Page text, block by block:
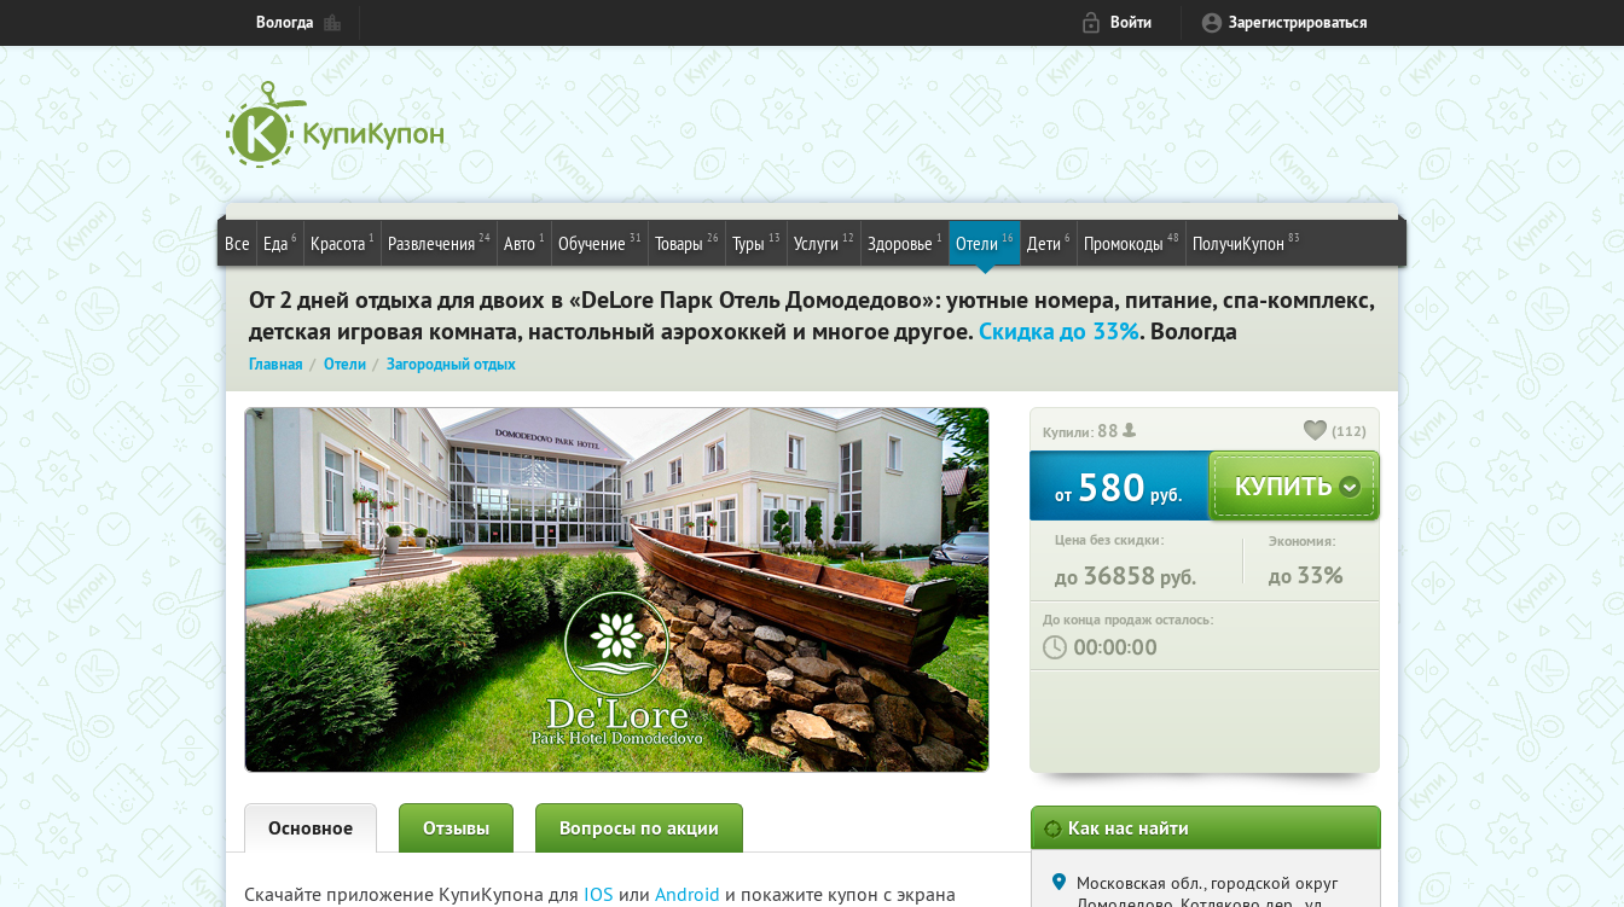
Вологда Войти Зарегистрироваться
Все Еда 6 Красота 1 Развлечения 24 Авто 1 Обучение 31 Товары 26 Туры 13 Услуги 12 Здоровье 1 Отели 16 Дети 6 Промокоды 48 ПолучиКупон 83
От 2 дней отдыха для двоих в «DeLore Парк Отель Домодедово»: уютные номера, питание, спа-комплекс,
детская игровая комната, настольный аэрохоккей и многое другое.Скидка до 33%. Вологда
Главная Отели Загородный отдых
Купили: 88 (112)
от580руб.
Цена без скидки:
до 36858 руб.
Экономия:
до 33%
До конца продаж осталось:
: :
Основное Отзывы Вопросы по акции
Скачайте приложение КупиКупона для IOS или Android и покажите купон с экрана
Как нас найти
Московская обл., городской округ